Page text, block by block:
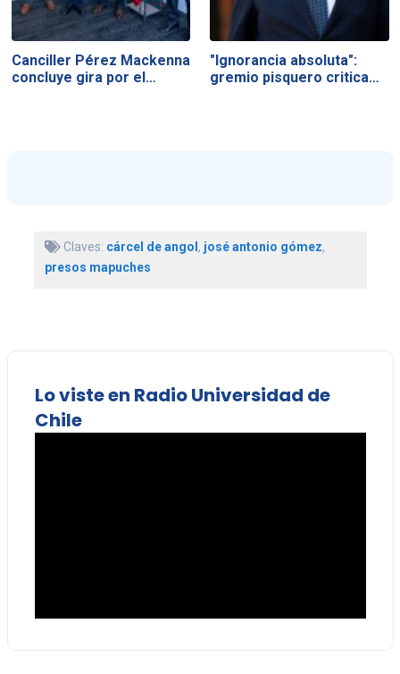
Canciller Pérez Mackenna
concluye gira por el…
"Ignorancia absoluta":
gremio pisquero critica…
Claves: cárcel de angol, josé antonio gómez,
presos mapuches
Lo viste en Radio Universidad de
Chile